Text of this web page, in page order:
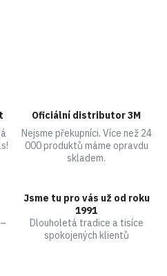
Oficiální distributor 3M
Nejsme překupníci. Více než 24
000 produktů máme opravdu
skladem.
Jsme tu pro vás už od roku
1991
Dlouholetá tradice a tisíce
spokojených klientů